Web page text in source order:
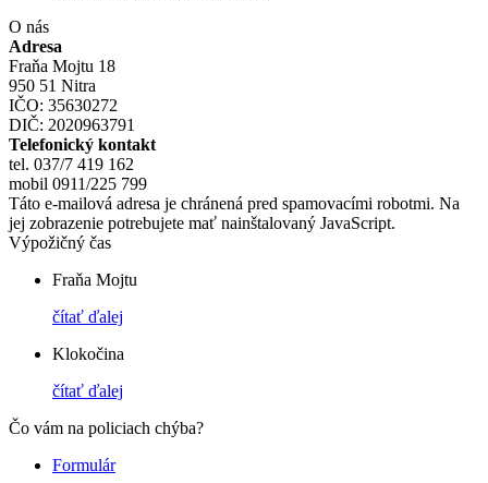
O nás
Adresa
Fraňa Mojtu 18
950 51 Nitra
IČO: 35630272
DIČ: 2020963791
Telefonický kontakt
tel. 037/7 419 162
mobil 0911/225 799
Táto e-mailová adresa je chránená pred spamovacími robotmi. Na
jej zobrazenie potrebujete mať nainštalovaný JavaScript.
Výpožičný čas
Fraňa Mojtu
čítať ďalej
Klokočina
čítať ďalej
Čo vám na policiach chýba?
Formulár